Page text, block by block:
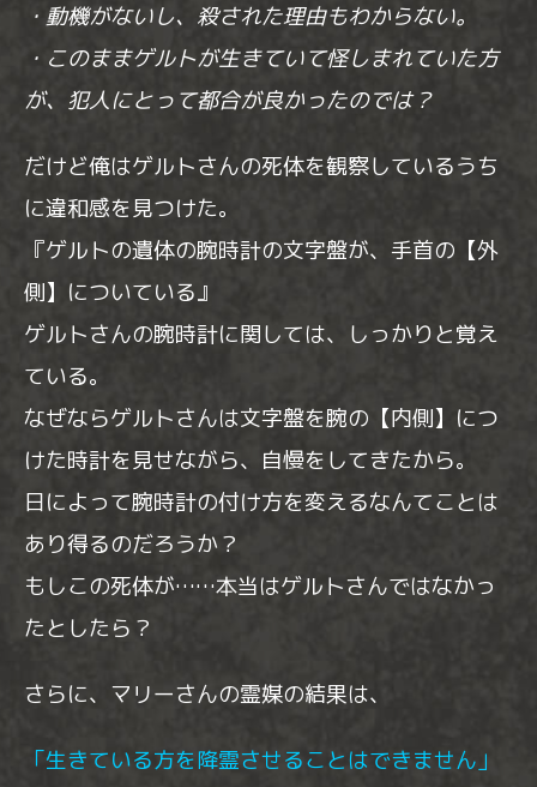
・動機がないし、殺された理由もわからない。
・このままゲルトが生きていて怪しまれていた方
が、犯人にとって都合が良かったのでは？
だけど俺はゲルトさんの死体を観察しているうち
に違和感を見つけた。
『ゲルトの遺体の腕時計の文字盤が、手首の【外
側】についている』
ゲルトさんの腕時計に関しては、しっかりと覚え
ている。
なぜならゲルトさんは文字盤を腕の【内側】につ
けた時計を見せながら、自慢をしてきたから。
日によって腕時計の付け方を変えるなんてことは
あり得るのだろうか？
もしこの死体が……本当はゲルトさんではなかっ
たとしたら？
さらに、マリーさんの霊媒の結果は、
「生きている方を降霊させることはできません」